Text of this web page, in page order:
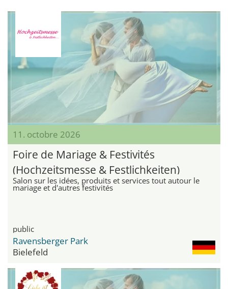
11. octobre 2026
Foire de Mariage & Festivités
(Hochzeitsmesse & Festlichkeiten)
Salon sur les idées, produits et services tout autour le
mariage et d'autres festivités
public
Ravensberger Park
Bielefeld